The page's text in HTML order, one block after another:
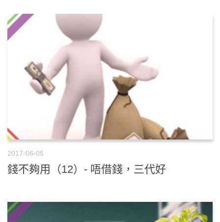
2017-06-05
錢不夠用（12）- 唔借錢，三代好